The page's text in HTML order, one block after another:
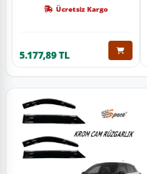
Ücretsiz Kargo
5.177,89 TL